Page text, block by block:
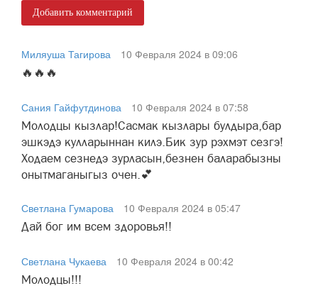
Добавить комментарий
Миляуша Тагирова
10 Февраля 2024 в 09:06
🔥🔥🔥
Сания Гайфутдинова
10 Февраля 2024 в 07:58
Молодцы кызлар!Сасмак кызлары булдыра,бар
эшкэдэ кулларыннан килэ.Бик зур рэхмэт сезгэ!
Ходаем сезнедэ зурласын,безнен баларабызны
онытмаганыгыз очен.💕
Светлана Гумарова
10 Февраля 2024 в 05:47
Дай бог им всем здоровья!!
Светлана Чукаева
10 Февраля 2024 в 00:42
Молодцы!!!